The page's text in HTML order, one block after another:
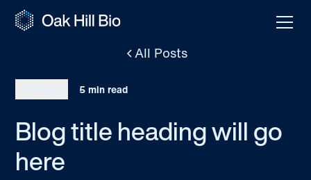
All Posts
5 min read
Blog title heading will go
here